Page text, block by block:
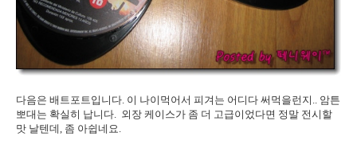
다음은 배트포트입니다. 이 나이먹어서 피겨는 어디다 써먹을런지.. 암튼
뽀대는 확실히 납니다. 외장 케이스가 좀 더 고급이었다면 정말 전시할
맛 날텐데, 좀 아쉽네요.